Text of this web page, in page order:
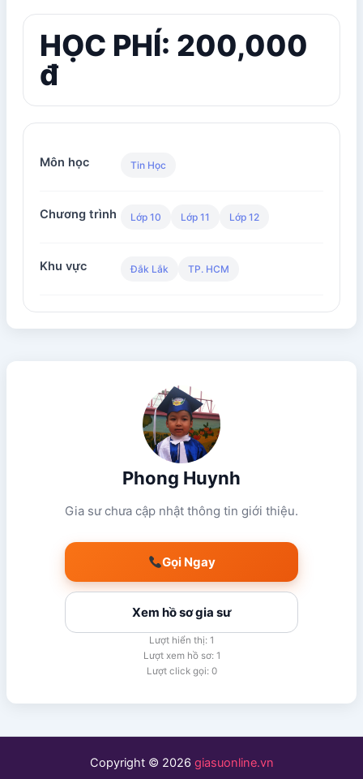
HỌC PHÍ: 200,000
đ
Môn học Tin Học
Chương trình Lớp 10 Lớp 11 Lớp 12
Khu vực Đắk Lắk TP. HCM
Phong Huynh
Gia sư chưa cập nhật thông tin giới thiệu.
Gọi Ngay
Xem hồ sơ gia sư
Lượt hiển thị: 1
Lượt xem hồ sơ: 1
Lượt click gọi: 0
Copyright © 2026 giasuonline.vn